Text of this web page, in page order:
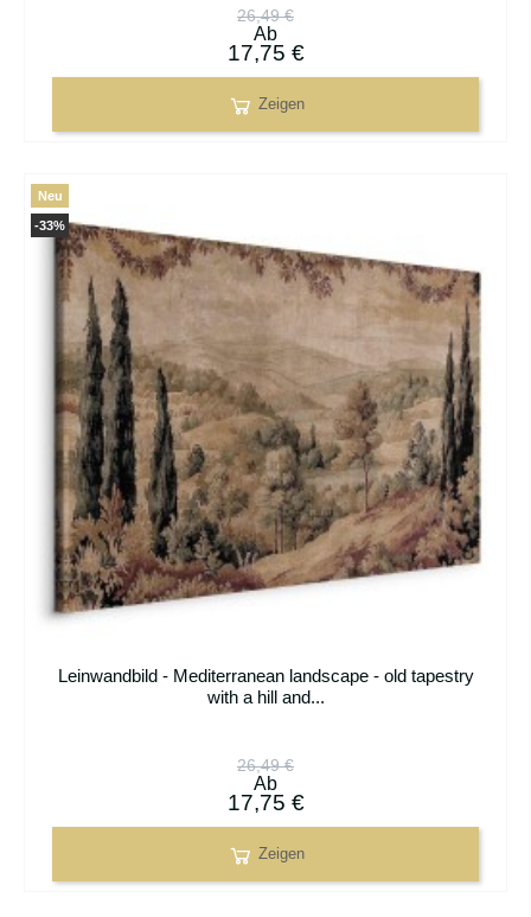
26,49 €
Ab
17,75 €
Zeigen
Leinwandbild - Mediterranean landscape - old tapestry
with a hill and...
26,49 €
Ab
17,75 €
Zeigen
-33%
Neu